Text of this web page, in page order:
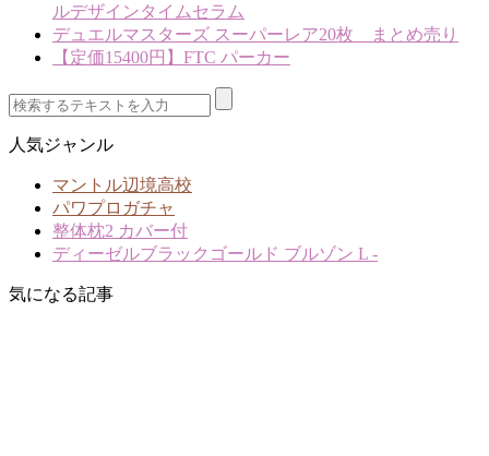
ルデザインタイムセラム
デュエルマスターズ スーパーレア20枚 まとめ売り
【定価15400円】FTC パーカー
人気ジャンル
マントル辺境高校
パワプロガチャ
整体枕2 カバー付
ディーゼルブラックゴールド ブルゾン L -
気になる記事